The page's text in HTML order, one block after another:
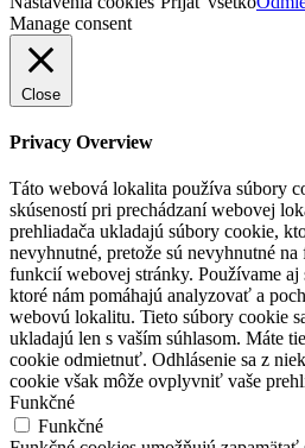
Manage consent
Close
Privacy Overview
Táto webová lokalita používa súbory
skúseností pri prechádzaní webovej
prehliadača ukladajú súbory cookie,
nevyhnutné, pretože sú nevyhnutné
funkcií webovej stránky. Používame aj
ktoré nám pomáhajú analyzovať a
webovú lokalitu. Tieto súbory cookie
ukladajú len s vaším súhlasom. Máte
cookie odmietnuť. Odhlásenie sa z
cookie však môže ovplyvniť vaše
Funkčné
Funkčné